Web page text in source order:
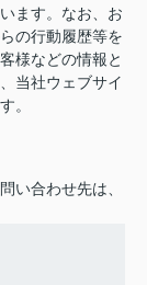
ます。なお、お
の行動履歴等を
様などの情報と
当社ウェブサイ
。
い合わせ先は、